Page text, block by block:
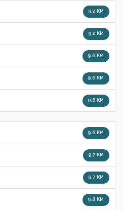
9.2 KM
9.2 KM
9.6 KM
9.6 KM
9.6 KM
9.6 KM
9.7 KM
9.7 KM
9.8 KM